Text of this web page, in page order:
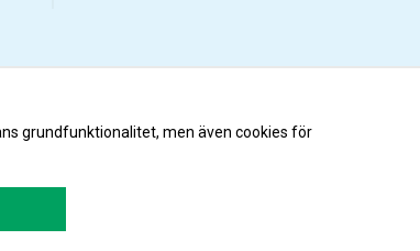
grundfunktionalitet, men även cookies för